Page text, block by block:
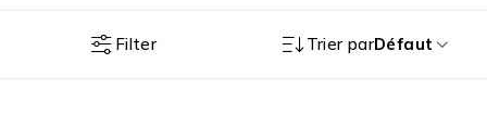
Filter Trier parDéfaut